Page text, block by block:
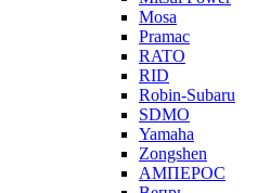
Mosa
Pramac
RATO
RID
Robin-Subaru
SDMO
Yamaha
Zongshen
АМПЕРОС